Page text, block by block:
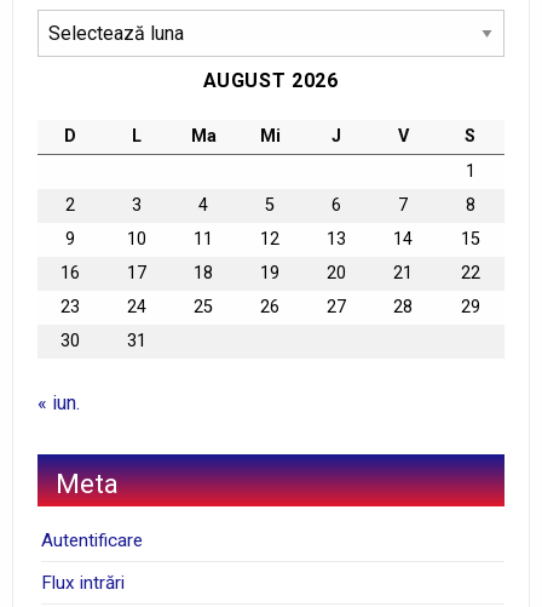
Arhive
AUGUST 2026
D L Ma Mi J V
S
1
2
3 4 5 6 7
8
9
10 11 12 13 14
15
16
17 18 19 20 21
22
23
24 25 26 27 28
29
30
31
« iun.
Meta
Autentificare
Flux intrări